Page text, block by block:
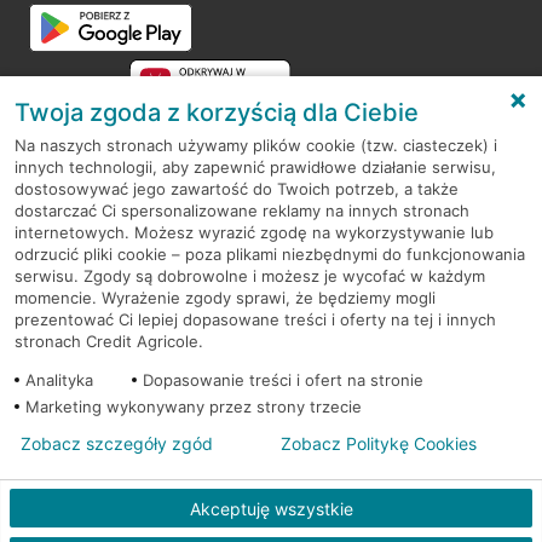
RODO
Regulamin serwisu
Mapa serwisu
PolitykaCookies
© 2026 Credit Agricole Bank Polska S.A. Wszelkie prawa zastrzeżone
Twoja zgoda z korzyścią dla Ciebie
Na naszych stronach używamy plików cookie (tzw. ciasteczek) i
innych technologii, aby zapewnić prawidłowe działanie serwisu,
dostosowywać jego zawartość do Twoich potrzeb, a także
dostarczać Ci spersonalizowane reklamy na innych stronach
internetowych. Możesz wyrazić zgodę na wykorzystywanie lub
odrzucić pliki cookie – poza plikami niezbędnymi do funkcjonowania
serwisu. Zgody są dobrowolne i możesz je wycofać w każdym
momencie. Wyrażenie zgody sprawi, że będziemy mogli
prezentować Ci lepiej dopasowane treści i oferty na tej i innych
stronach Credit Agricole.
Analityka
Dopasowanie treści i ofert na stronie
Marketing wykonywany przez strony trzecie
Akceptuję wszystkie
Zobacz szczegóły zgód Zobacz Politykę Cookies